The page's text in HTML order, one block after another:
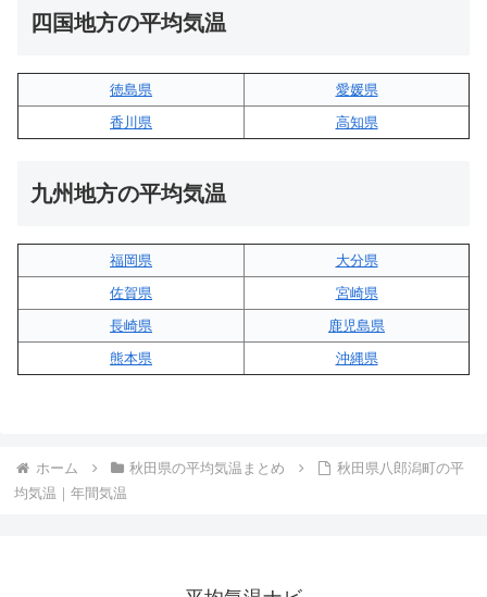
四国地方の平均気温
徳島県
愛媛県
香川県
高知県
九州地方の平均気温
福岡県
大分県
佐賀県
宮崎県
長崎県
鹿児島県
熊本県
沖縄県
ホーム 秋田県の平均気温まとめ
秋田県八郎潟町の平
均気温｜年間気温